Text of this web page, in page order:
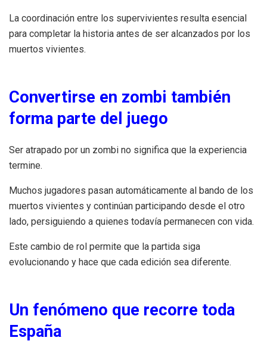
La coordinación entre los supervivientes resulta esencial
para completar la historia antes de ser alcanzados por los
muertos vivientes.
Convertirse en zombi también
forma parte del juego
Ser atrapado por un zombi no significa que la experiencia
termine.
Muchos jugadores pasan automáticamente al bando de los
muertos vivientes y continúan participando desde el otro
lado, persiguiendo a quienes todavía permanecen con vida.
Este cambio de rol permite que la partida siga
evolucionando y hace que cada edición sea diferente.
Un fenómeno que recorre toda
España